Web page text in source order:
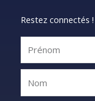
Restez connectés !